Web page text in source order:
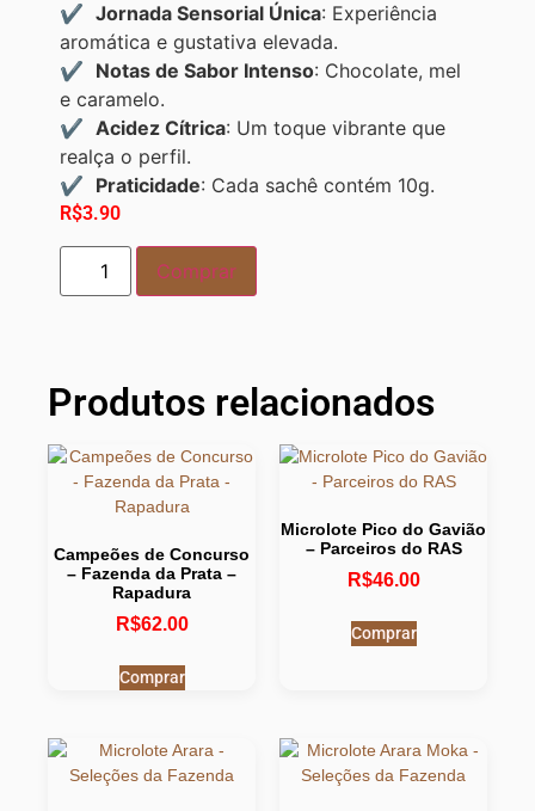
Jornada Sensorial Única: Experiência
aromática e gustativa elevada.
Notas de Sabor Intenso: Chocolate, mel
e caramelo.
Acidez Cítrica: Um toque vibrante que
realça o perfil.
Praticidade: Cada sachê contém 10g.
R$3.90
Comprar
Produtos relacionados
Campeões de Concurso
– Fazenda da Prata –
Rapadura
R$62.00
Comprar
Microlote Pico do Gavião
– Parceiros do RAS
R$46.00
Comprar